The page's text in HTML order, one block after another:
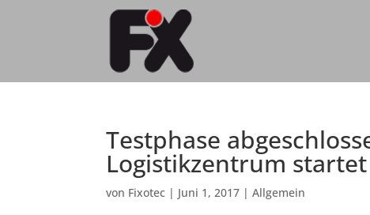
Testphase
Logistikzentrum startet
von Fixotec | Juni 1, 2017 |Allgemein